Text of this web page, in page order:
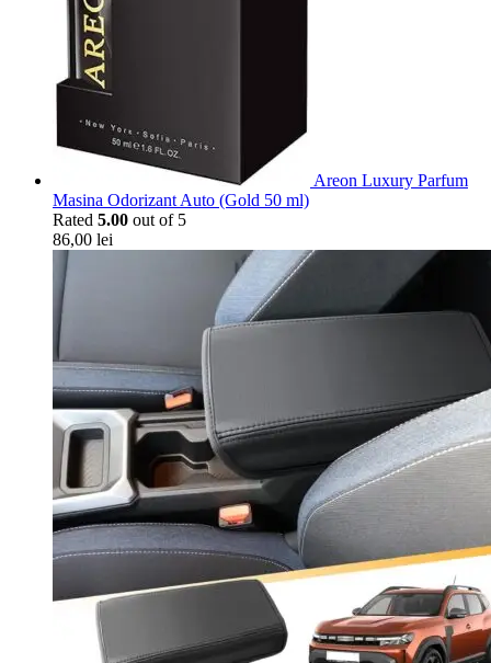
Areon Luxury Parfum
Masina Odorizant Auto (Gold 50 ml)
Rated 5.00 out of 5
86,00 lei